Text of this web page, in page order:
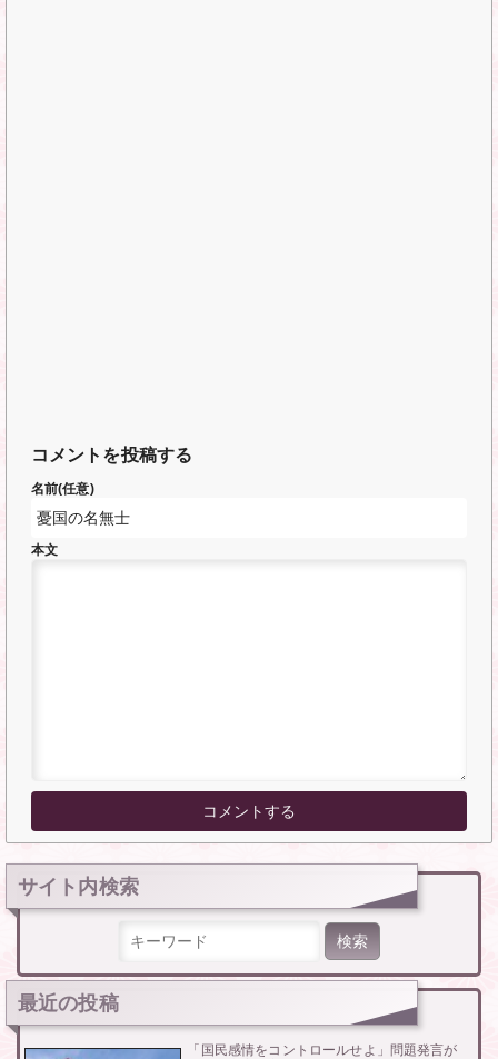
コメントを投稿する
名前(任意)
本文
サイト内検索
最近の投稿
「国民感情をコントロールせよ」問題発言が